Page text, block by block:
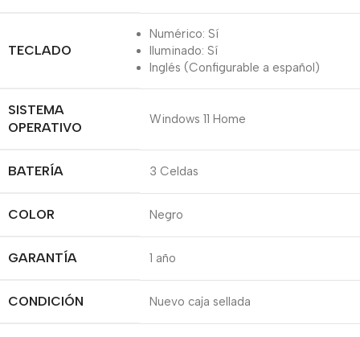
TECLADO
Numérico: Sí
Iluminado: Sí
Inglés (Configurable a español)
SISTEMA
OPERATIVO
Windows 11 Home
BATERÍA 3 Celdas
COLOR Negro
GARANTÍA 1 año
CONDICIÓN Nuevo caja sellada